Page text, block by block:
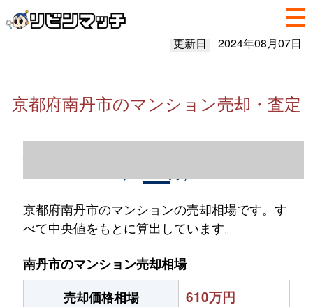
更新日 2024年08月07日
京都府南丹市のマンション売却・査定
京都府南丹市のマンションの売却相場です。す
べて中央値をもとに算出しています。
南丹市のマンション売却相場
売却価格相場
610万円